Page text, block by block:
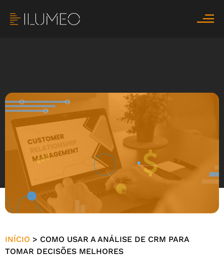
INÍCIO > COMO USAR A ANÁLISE DE CRM PARA
TOMAR DECISÕES MELHORES